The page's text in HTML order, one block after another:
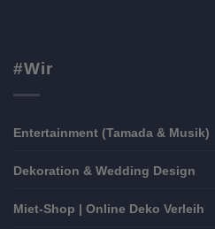
#Wir
Entertainment (Tamada & Musik)
Dekoration & Wedding Design
Miet-Shop | Online Deko Verleih